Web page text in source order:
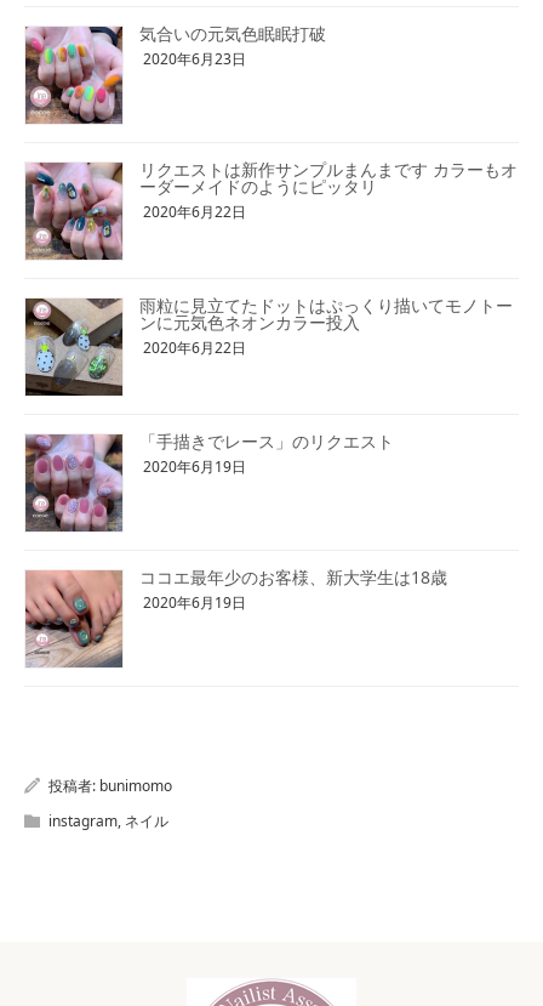
気合いの元気色眠眠打破
2020年6月23日
リクエストは新作サンプルまんまです カラーもオ
ーダーメイドのようにピッタリ
2020年6月22日
雨粒に見立てたドットはぷっくり描いてモノトー
ンに元気色ネオンカラー投入
2020年6月22日
「手描きでレース」のリクエスト
2020年6月19日
ココエ最年少のお客様、新大学生は18歳
2020年6月19日
投稿者: bunimomo
instagram, ネイル